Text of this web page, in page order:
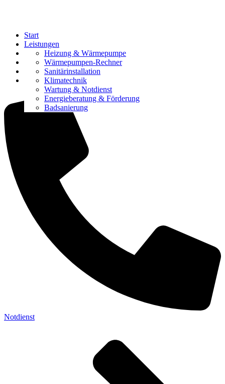
Start
Leistungen
Heizung & Wärmepumpe
Wärmepumpen-Rechner
Sanitärinstallation
Klimatechnik
Wartung & Notdienst
Energieberatung & Förderung
Badsanierung
Referenzen
Über uns
Karriere
Kontakt
Notdienst